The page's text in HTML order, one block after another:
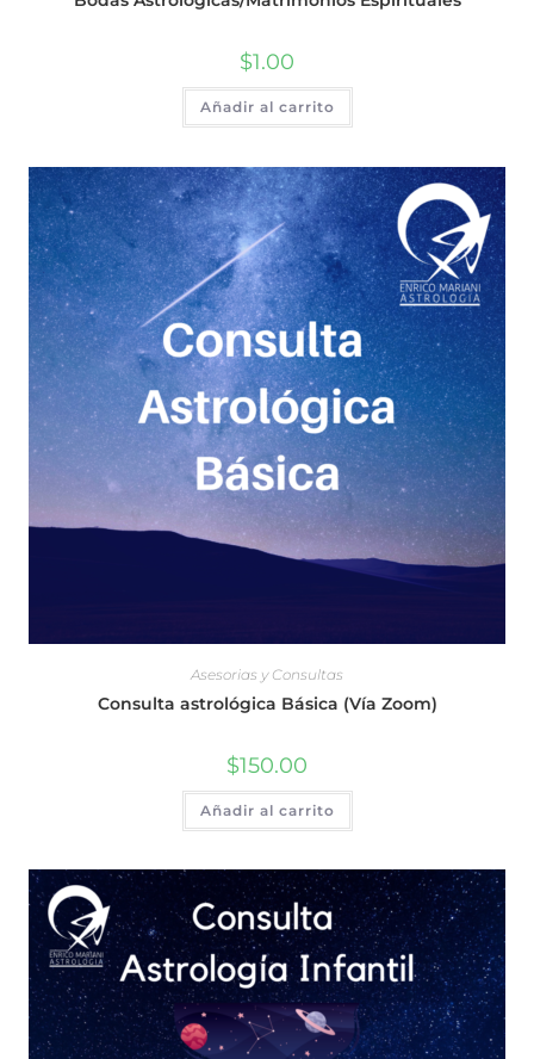
$1.00
Añadir al carrito
Asesorias y Consultas
Consulta astrológica Básica (Vía Zoom)
$150.00
Añadir al carrito